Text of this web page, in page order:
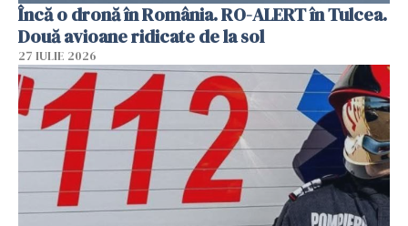
Încă o dronă în România. RO-ALERT în Tulcea.
Două avioane ridicate de la sol
27 IULIE 2026